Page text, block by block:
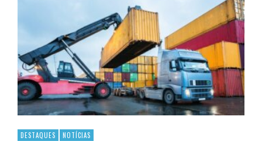
DESTAQUES NOTÍCIAS